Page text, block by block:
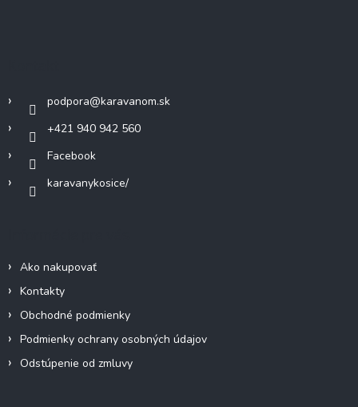
podpora@karavanom.sk
+421 940 942 560
Facebook
karavanykosice/
Ako nakupovať
Kontakty
Obchodné podmienky
Podmienky ochrany osobných údajov
Odstúpenie od zmluvy